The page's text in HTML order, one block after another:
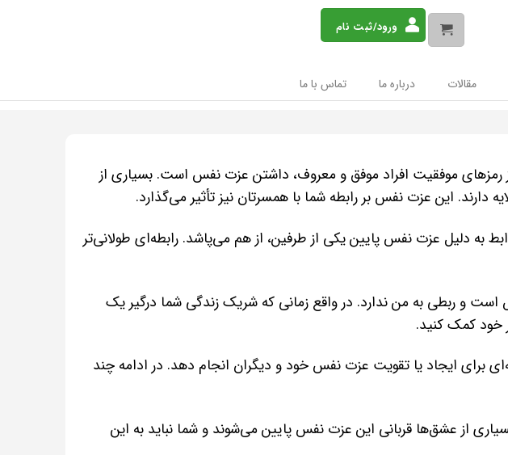
ورود/ثبت نام
مقالات درباره ما تماس با ما
موفقیت افراد موفق و معروف، داشتن عزت نفس است. بسیاری از
دارند. این عزت نفس بر رابطه شما با همسرتان نیز تأثیر می‌گذارد.
به دلیل عزت نفس پایین یکی از طرفین، از هم می‌پاشد. رابطه‌ای طولانی‌تر
و ربطی به من ندارد. در واقع زمانی که شریک زندگی شما درگیر یک
خود کمک کنید.
ایجاد یا تقویت عزت نفس خود و دیگران انجام دهد. در ادامه چند
از عشق‌ها قربانی این عزت نفس پایین می‌شوند و شما نباید به این